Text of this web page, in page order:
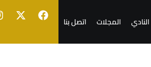
النادي المجلات اتصل بنا